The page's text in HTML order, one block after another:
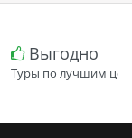
Выгодно
Туры по лучшим